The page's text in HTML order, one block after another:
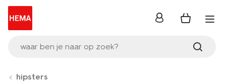
waar ben je naar op zoek?
inloggen
hipsters